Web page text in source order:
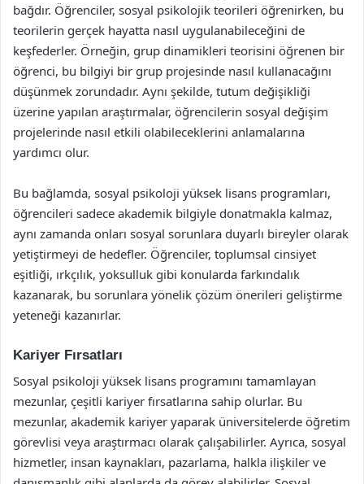
bağdır. Öğrenciler, sosyal psikolojik teorileri öğrenirken, bu
teorilerin gerçek hayatta nasıl uygulanabileceğini de
keşfederler. Örneğin, grup dinamikleri teorisini öğrenen bir
öğrenci, bu bilgiyi bir grup projesinde nasıl kullanacağını
düşünmek zorundadır. Aynı şekilde, tutum değişikliği
üzerine yapılan araştırmalar, öğrencilerin sosyal değişim
projelerinde nasıl etkili olabileceklerini anlamalarına
yardımcı olur.
Bu bağlamda, sosyal psikoloji yüksek lisans programları,
öğrencileri sadece akademik bilgiyle donatmakla kalmaz,
aynı zamanda onları sosyal sorunlara duyarlı bireyler olarak
yetiştirmeyi de hedefler. Öğrenciler, toplumsal cinsiyet
eşitliği, ırkçılık, yoksulluk gibi konularda farkındalık
kazanarak, bu sorunlara yönelik çözüm önerileri geliştirme
yeteneği kazanırlar.
Kariyer Fırsatları
Sosyal psikoloji yüksek lisans programını tamamlayan
mezunlar, çeşitli kariyer fırsatlarına sahip olurlar. Bu
mezunlar, akademik kariyer yaparak üniversitelerde öğretim
görevlisi veya araştırmacı olarak çalışabilirler. Ayrıca, sosyal
hizmetler, insan kaynakları, pazarlama, halkla ilişkiler ve